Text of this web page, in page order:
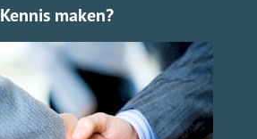
Kennis maken?